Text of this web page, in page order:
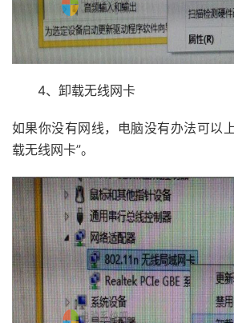
4、卸载无线网卡
如果你没有网线，电脑没有办法可以
载无线网卡”。